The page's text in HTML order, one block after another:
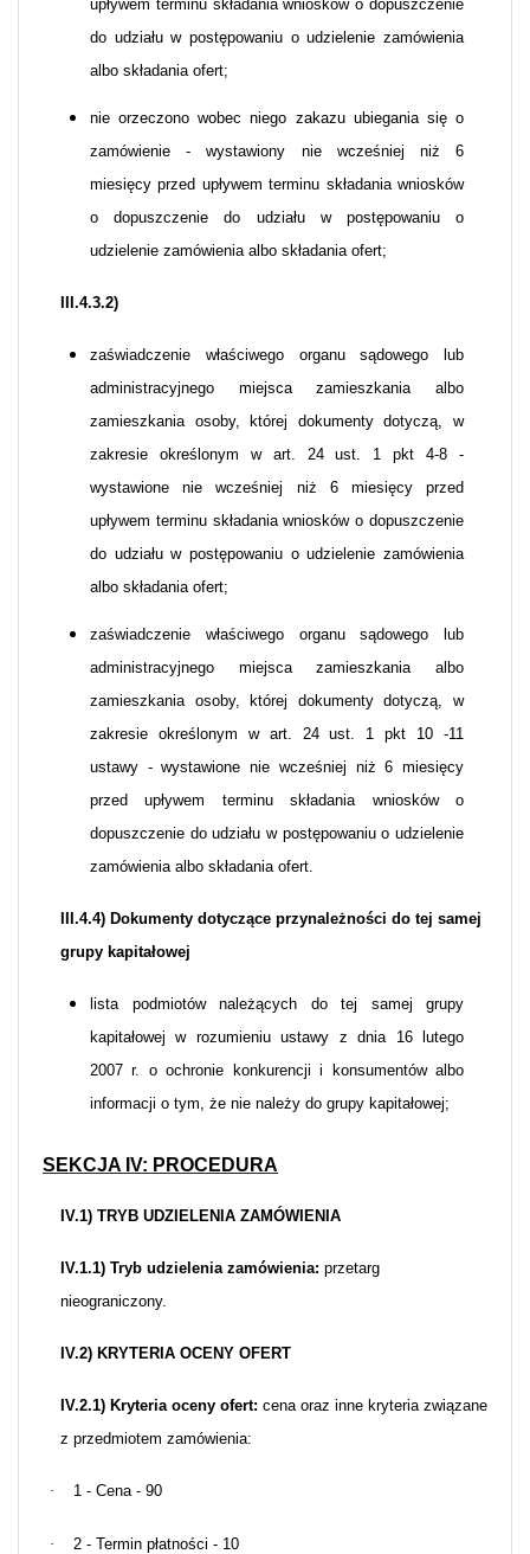
upływem terminu składania wniosków o dopuszczenie
do udziału w postępowaniu o udzielenie zamówienia
albo składania ofert;
nie orzeczono wobec niego zakazu ubiegania się o
zamówienie - wystawiony nie wcześniej niż 6
miesięcy przed upływem terminu składania wniosków
o dopuszczenie do udziału w postępowaniu o
udzielenie zamówienia albo składania ofert;
III.4.3.2)
zaświadczenie właściwego organu sądowego lub
administracyjnego miejsca zamieszkania albo
zamieszkania osoby, której dokumenty dotyczą, w
zakresie określonym w art. 24 ust. 1 pkt 4-8 -
wystawione nie wcześniej niż 6 miesięcy przed
upływem terminu składania wniosków o dopuszczenie
do udziału w postępowaniu o udzielenie zamówienia
albo składania ofert;
zaświadczenie właściwego organu sądowego lub
administracyjnego miejsca zamieszkania albo
zamieszkania osoby, której dokumenty dotyczą, w
zakresie określonym w art. 24 ust. 1 pkt 10 -11
ustawy - wystawione nie wcześniej niż 6 miesięcy
przed upływem terminu składania wniosków o
dopuszczenie do udziału w postępowaniu o udzielenie
zamówienia albo składania ofert.
III.4.4) Dokumenty dotyczące przynależności do tej samej
grupy kapitałowej
lista podmiotów należących do tej samej grupy
kapitałowej w rozumieniu ustawy z dnia 16 lutego
2007 r. o ochronie konkurencji i konsumentów albo
informacji o tym, że nie należy do grupy kapitałowej;
SEKCJA IV: PROCEDURA
IV.1) TRYB UDZIELENIA ZAMÓWIENIA
IV.1.1) Tryb udzielenia zamówienia: przetarg
nieograniczony.
IV.2) KRYTERIA OCENY OFERT
IV.2.1) Kryteria oceny ofert: cena oraz inne kryteria związane
z przedmiotem zamówienia:
· 1 - Cena - 90
· 2 - Termin płatności - 10